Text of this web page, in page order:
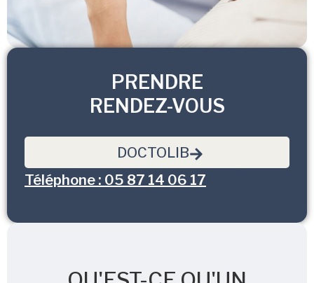
PRENDRE
RENDEZ-VOUS
DOCTOLIB
Téléphone : 05 87 14 06 17